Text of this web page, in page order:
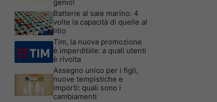
genio!
Batterie al sale marino: 4
volte la capacità di quelle al
litio
Tim, la nuova promozione
è imperdibile: a quali utenti
è rivolta
Assegno unico per i figli,
nuove tempistiche e
importi: quali sono i
cambiamenti